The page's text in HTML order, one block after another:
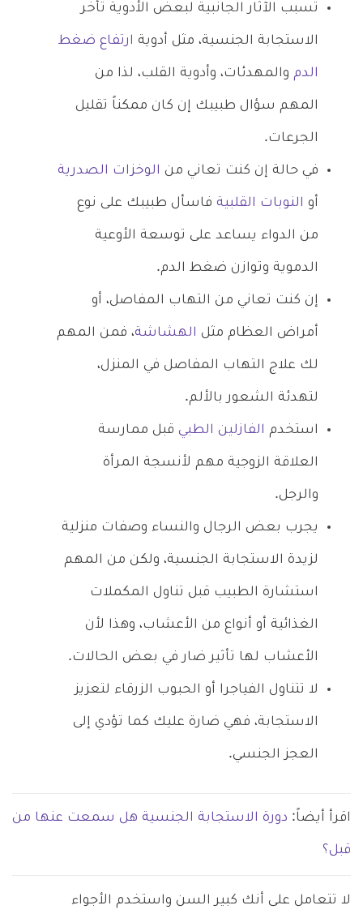
تسبب الآثار الجانبية لبعض الأدوية تأخر
الاستجابة الجنسية، مثل أدوية ارتفاع ضغط
الدم والمهدئات، وأدوية القلب، لذا من
المهم سؤال طبيبك إن كان ممكناً تقليل
الجرعات.
في حالة إن كنت تعاني من الوخزات الصدرية
أو النوبات القلبية فاسأل طبيبك على نوع
من الدواء يساعد على توسعة الأوعية
الدموية وتوازن ضغط الدم.
إن كنت تعاني من التهاب المفاصل، أو
أمراض العظام مثل الهشاشة، فمن المهم
لك علاج التهاب المفاصل في المنزل،
لتهدئة الشعور بالألم.
استخدم الفازلين الطبي قبل ممارسة
العلاقة الزوجية مهم لأنسجة المرأة
والرجل.
يجرب بعض الرجال والنساء وصفات منزلية
لزيدة الاستجابة الجنسية، ولكن من المهم
استشارة الطبيب قبل تناول المكملات
الغذائية أو أنواع من الأعشاب، وهذا لأن
الأعشاب لها تأثير ضار في بعض الحالات.
لا تتناول الفياجرا أو الحبوب الزرقاء لتعزيز
الاستجابة، فهي ضارة عليك كما تؤدي إلى
العجز الجنسي.
اقرأ أيضاً: دورة الاستجابة الجنسية هل سمعت عنها من
قبل؟
لا تتعامل على أنك كبير السن واستخدم الأجواء